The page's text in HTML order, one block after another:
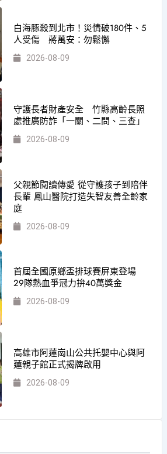
白海豚殺到北市！災情破180件、5
人受傷 蔣萬安：勿鬆懈
2026-08-09
守護長者財產安全 竹縣高齡長照
處推廣防詐「一關、二問、三查」
2026-08-09
父親節閱讀傳愛 從守護孩子到陪伴
長輩 鳳山醫院打造失智友善全齡家
庭
2026-08-09
首屆全國原鄉盃排球賽屏東登場
29隊熱血爭冠力拚40萬獎金
2026-08-09
高雄市阿蓮崗山公共托嬰中心與阿
蓮親子館正式揭牌啟用
2026-08-09